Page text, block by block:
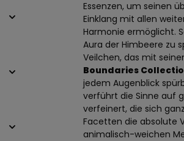
Essenzen, um seinen
Einklang mit allen
Harmonie ermöglicht.
Aura der Himbeere zu
Veilchen, das mit
Boundaries
jedem Augenblick
verführt die Sinne auf
verfeinert, die sich
Facetten die absolute
animalisch-weichen